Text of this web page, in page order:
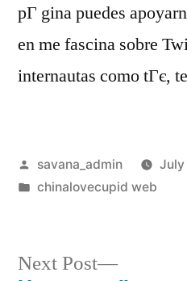
pГ gina puedes
en me fascina sobre
internautas como tГє,
savana_admin
July
chinalovecupid web
Next Post